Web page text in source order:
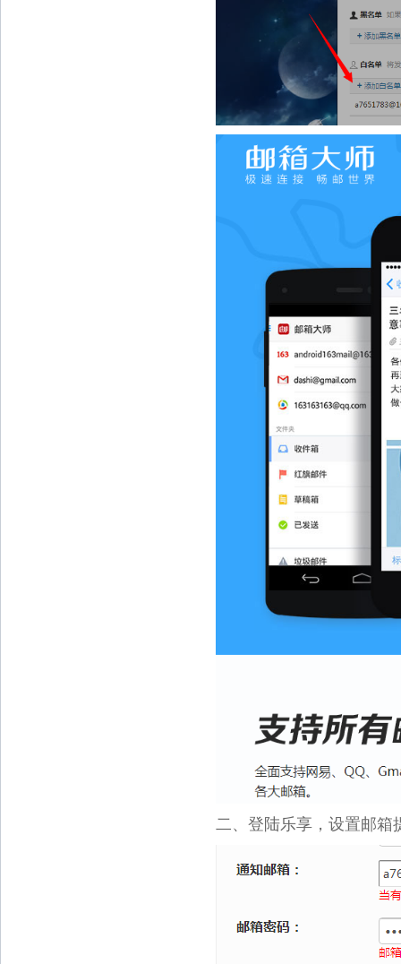
二、登陆乐享，设置邮箱